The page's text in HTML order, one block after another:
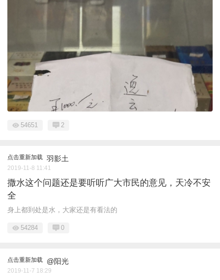
54651 2
点击重新加载 羽影土
2019-11-8 11:41
撒水这个问题还是要听听广大市民的意见，天冷不安
全
身上都到处是水，大家还是有看法的
54284 0
点击重新加载 @阳光
2019-11-7 18:29